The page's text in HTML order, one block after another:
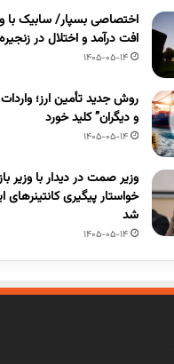
اختصاصی بسپار/ سابیک با
افت درآمد و اختلال در
1405-05-14
روش جدید تأمین ارز؛
و دیگران” کلید خورد
1405-05-14
وزیر صمت در دیدار با وزیر
خواستار پیگیری کانتینرهای
شد
1405-05-14